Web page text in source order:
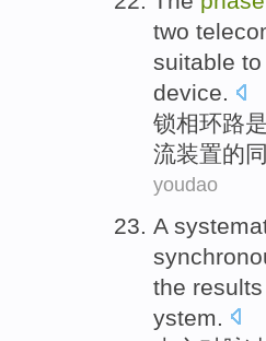
two
suitable to
device.
锁相环路是
流装置的
youdao
A
the results
ystem